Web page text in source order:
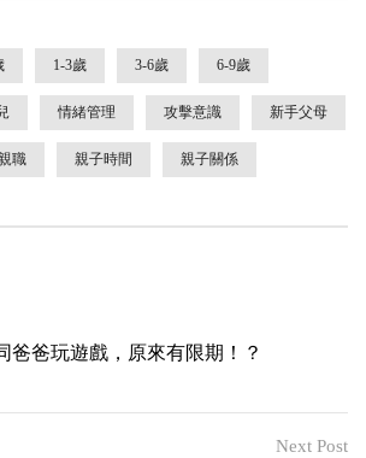
1-3歲 3-6歲 6-9歲
情緒管理 攻擊意識 新手父母
職 親子時間 親子關係
爸爸玩遊戲，原來有限期！？
Next Post